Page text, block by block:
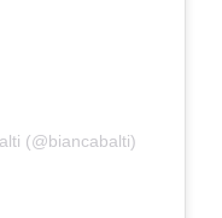
(@biancabalti)